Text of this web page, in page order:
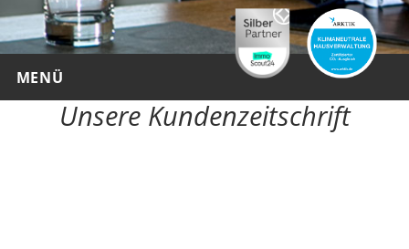
MENÜ commentarius
Unsere Kundenzeitschrift